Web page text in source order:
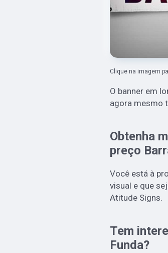
Clique na imagem
O banner em
agora mesmo
Obtenha
preço
Você está à
visual e que
Atitude Signs.
Tem
Funda?